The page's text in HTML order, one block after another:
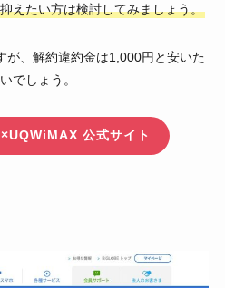
えたい方は検討してみましょう。
が、解約違約金は1,000円と安いた
でしょう。
公式サイト